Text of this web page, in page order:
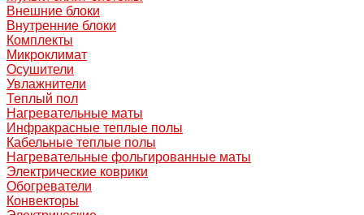
Внешние блоки
Внутренние блоки
Комплекты
Микроклимат
Осушители
Увлажнители
Теплый пол
Нагревательные маты
Инфракрасные теплые полы
Кабельные теплые полы
Нагревательные фольгированные маты
Электрические коврики
Обогреватели
Конвекторы